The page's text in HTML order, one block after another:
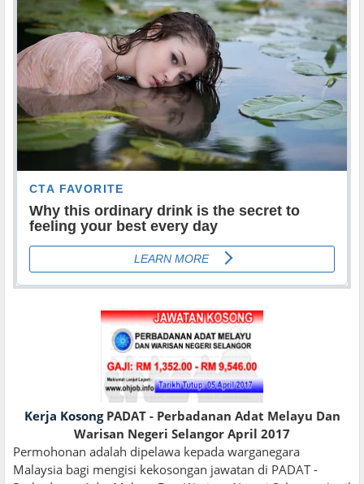
Kerja KosongPADAT - Perbadanan Adat Melayu Dan
Warisan Negeri Selangor April 2017
Permohonan adalah dipelawa kepada warganegara
Malaysia bagi mengisi kekosongan jawatan di PADAT -